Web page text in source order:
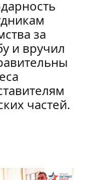
за
и вручил
частей.